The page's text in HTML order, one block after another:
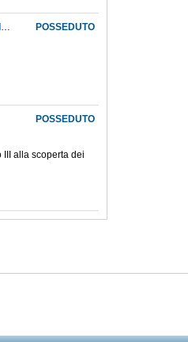
POSSEDUTO
Scritture di viaggio e scrittura cartografica : la Mappamundi di fra Mauro e i racconti di Marco Polo e Niccolò de' Conti
POSSEDUTO
III alla scoperta dei